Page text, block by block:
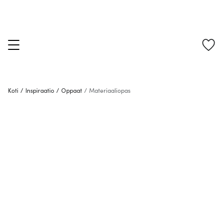
Koti / Inspiraatio / Oppaat / Materiaaliopas